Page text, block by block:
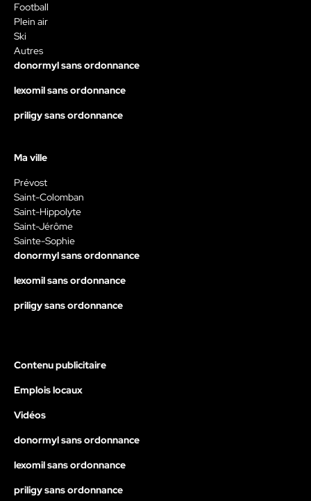
Football
Plein air
Ski
Autres
donormyl sans ordonnance
lexomil sans ordonnance
priligy sans ordonnance
Ma ville
Prévost
Saint-Colomban
Saint-Hippolyte
Saint-Jérôme
Sainte-Sophie
donormyl sans ordonnance
lexomil sans ordonnance
priligy sans ordonnance
Contenu publicitaire
Emplois locaux
Vidéos
donormyl sans ordonnance
lexomil sans ordonnance
priligy sans ordonnance